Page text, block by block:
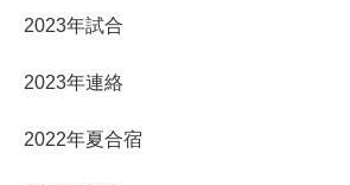
2023年試合
2023年連絡
2022年夏合宿